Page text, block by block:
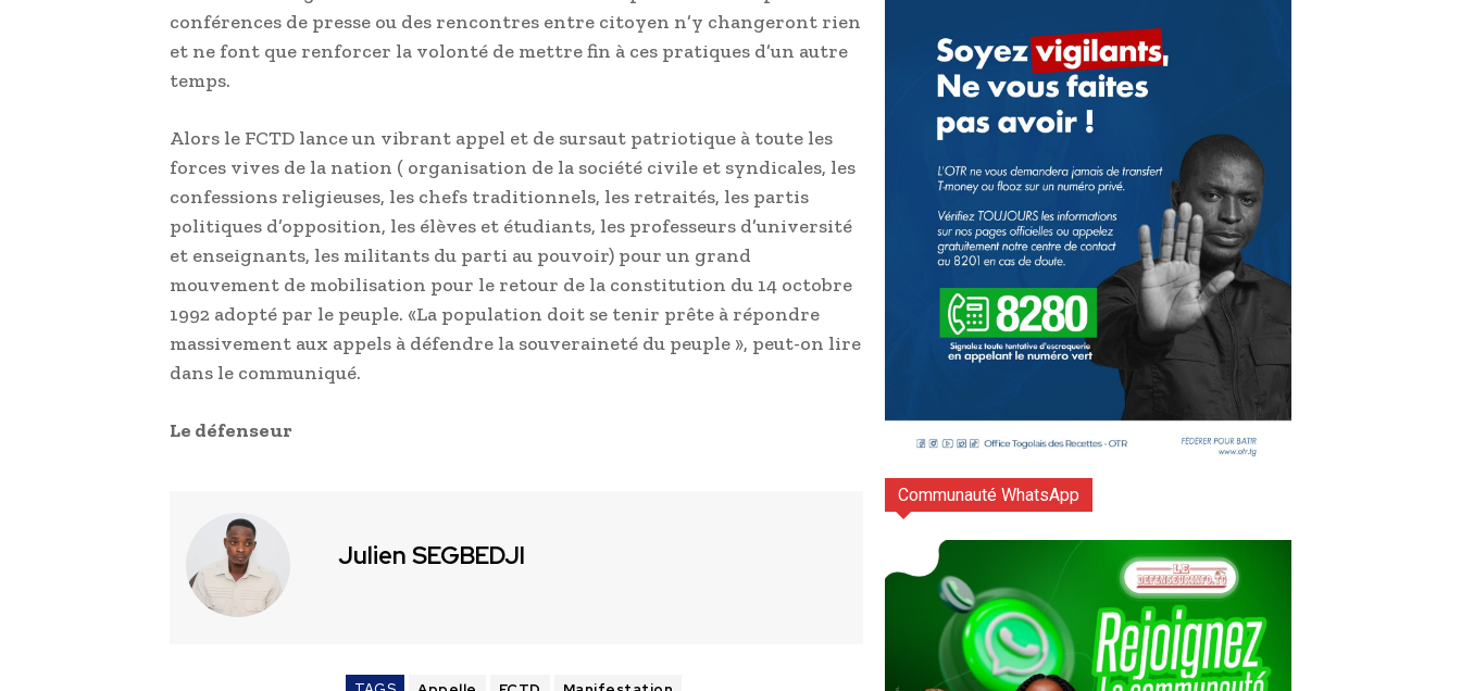
conférences de presse ou des rencontres entre citoyen n’y changeront rien
et ne font que renforcer la volonté de mettre fin à ces pratiques d’un autre
temps.
Alors le FCTD lance un vibrant appel et de sursaut patriotique à toute les
forces vives de la nation ( organisation de la société civile et syndicales, les
confessions religieuses, les chefs traditionnels, les retraités, les partis
politiques d’opposition, les élèves et étudiants, les professeurs d’université
et enseignants, les militants du parti au pouvoir) pour un grand
mouvement de mobilisation pour le retour de la constitution du 14 octobre
1992 adopté par le peuple. «La population doit se tenir prête à répondre
massivement aux appels à défendre la souveraineté du peuple », peut-on lire
dans le communiqué.
Le défenseur
Julien SEGBEDJI
Communauté WhatsApp